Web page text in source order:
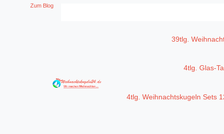
Zum Blog
39tlg.
4tlg. Glas-
4tlg. Weihnachtskugeln Sets